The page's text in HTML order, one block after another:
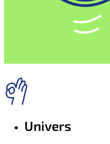
Univers